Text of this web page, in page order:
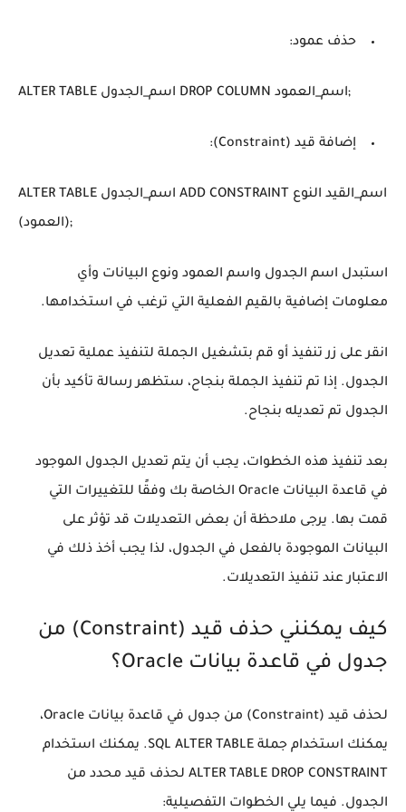
حذف عمود:
ALTER TABLE اسم_الجدول DROP COLUMN اسم_العمود;
إضافة قيد (Constraint):
ALTER TABLE اسم_الجدول ADD CONSTRAINT اسم_القيد النوع
(العمود);
استبدل اسم الجدول واسم العمود ونوع البيانات وأي
معلومات إضافية بالقيم الفعلية التي ترغب في استخدامها.
انقر على زر تنفيذ أو قم بتشغيل الجملة لتنفيذ عملية تعديل
الجدول. إذا تم تنفيذ الجملة بنجاح، ستظهر رسالة تأكيد بأن
الجدول تم تعديله بنجاح.
بعد تنفيذ هذه الخطوات، يجب أن يتم تعديل الجدول الموجود
في قاعدة البيانات Oracle الخاصة بك وفقًا للتغييرات التي
قمت بها. يرجى ملاحظة أن بعض التعديلات قد تؤثر على
البيانات الموجودة بالفعل في الجدول، لذا يجب أخذ ذلك في
الاعتبار عند تنفيذ التعديلات.
كيف يمكنني حذف قيد (Constraint) من
جدول في قاعدة بيانات Oracle؟
لحذف قيد (Constraint) من جدول في قاعدة بيانات Oracle،
يمكنك استخدام جملة SQL ALTER TABLE. يمكنك استخدام
ALTER TABLE DROP CONSTRAINT لحذف قيد محدد من
الجدول. فيما يلي الخطوات التفصيلية: